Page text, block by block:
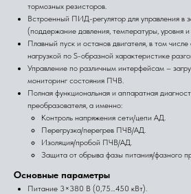
тормозных резисторов.
Встроенный ПИД-регулятор для управления в
(поддержание давления, температуры, уровня и
Плавный пуск и останов двигателя, в том
нагрузкой по S-образной характеристике
Управление по различным интерфейсам –
мониторинг состояния ПЧВ.
Полная функциональная и аппаратная
преобразователя, а именно:
Контроль напряжения сети/цепи АД.
Перегрузка/перегрев ПЧВ/АД.
Изоляция/пробой ПЧВ/АД.
Защита от обрыва фазы питания/фазного
Основные параметры
Питание 3×380 В (0,75…450 кВт).